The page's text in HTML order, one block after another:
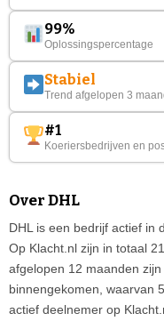
99%
Oplossingspercentage
Stabiel
Trend afgelopen 3
#1
Koeriersbedrijven en
Over DHL
DHL is een bedrijf actief in
Op Klacht.nl zijn in totaal
afgelopen 12 maanden
binnengekomen, waarvan
actief deelnemer op